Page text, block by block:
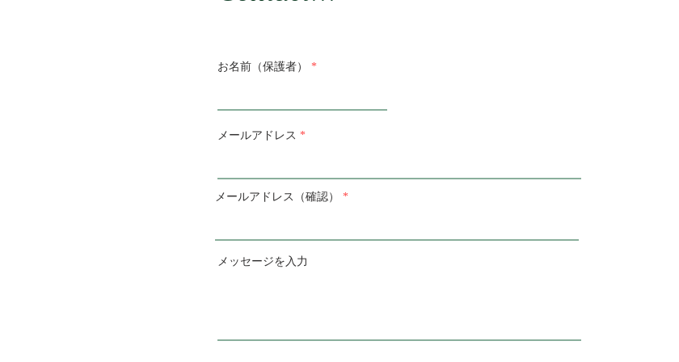
お名前（保護者）
メールアドレス
メールアドレス（確認）
メッセージを入力